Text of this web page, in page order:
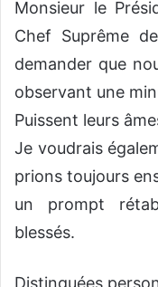
Monsieur le
Chef Suprême
demander que
observant une
Puissent leurs
Je voudrais
prions toujours
un prompt
blessés.
Distinguées